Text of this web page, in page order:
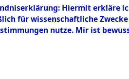
0003
Hiermit erkläre
für wissenschaftliche
nutze. Mir ist